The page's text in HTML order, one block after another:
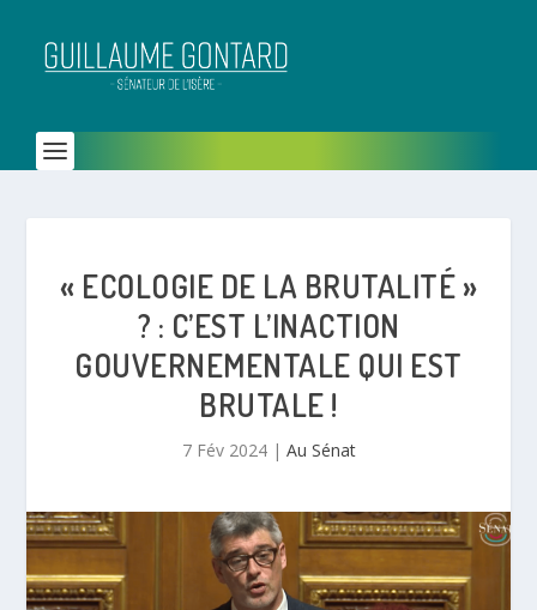
« ECOLOGIE DE LA BRUTALITÉ »
? : C’EST L’INACTION
GOUVERNEMENTALE QUI EST
BRUTALE !
7 Fév 2024| Au Sénat